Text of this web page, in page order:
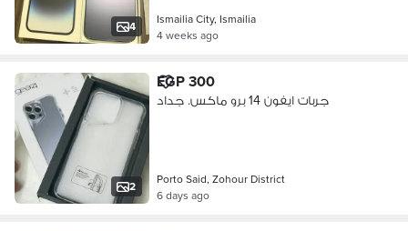
4
Ismailia City, Ismailia
4 weeks ago
2
EGP 300
جربات ايفون 14 برو ماكس. جداد
Porto Said, Zohour District
6 days ago